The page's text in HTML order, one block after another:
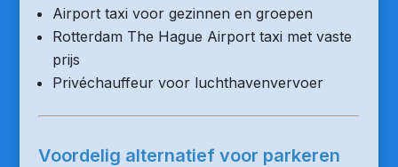
Airport taxi voor gezinnen en groepen
Rotterdam The Hague Airport taxi met vaste
prijs
Privéchauffeur voor luchthavenvervoer
Voordelig alternatief voor parkeren